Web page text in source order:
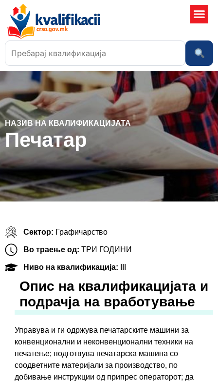
НАЗИВ НА КВАЛИФИКАЦИЈАТА
Печатар
Сектор: Графичарство
Во траење од: ТРИ ГОДИНИ
Ниво на квалификација:
Oпис на квалификацијата и
подрачја на вработување
Управува и ги одржува печатарските машини за
конвенционални и неконвенционални техники на
печатење; подготвува печатарска машина со
соодветните материјали за производство, по
добивање инструкции од припрес операторот; да